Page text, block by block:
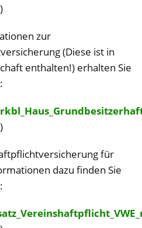
zur
(Diese ist in
enthalten!) erhalten Sie
für
dazu finden Sie